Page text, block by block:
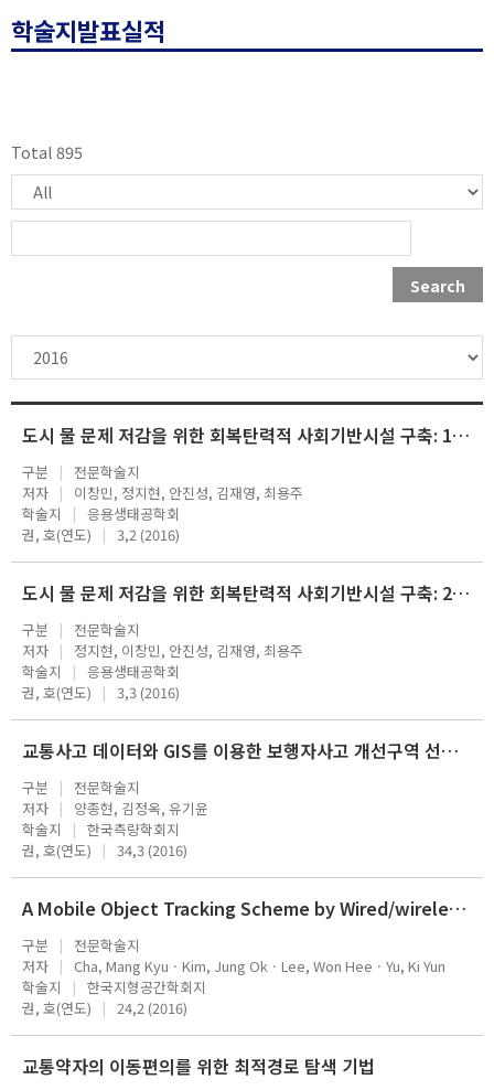
학술지발표실적
Total 895
Search
도시 물 문제 저감을 위한 회복탄력적 사회기반시설 구축: 1. 도시 홍수 문제 구조적 대안의 내구성 평가
구분
전문학술지
저자
이창민, 정지현, 안진성, 김재영, 최용주
학술지
응용생태공학회
권, 호(연도)
3,2 (2016)
도시 물 문제 저감을 위한 회복탄력적 사회기반시설 구축: 2. 수질오염 문제 구조적 대안의 내구성 평가
구분
전문학술지
저자
정지현, 이창민, 안진성, 김재영, 최용주
학술지
응용생태공학회
권, 호(연도)
3,3 (2016)
교통사고 데이터와 GIS를 이용한 보행자사고 개선구역 선정 : 서울시를 대상으로
구분
전문학술지
저자
양종현, 김정옥, 유기윤
학술지
한국측량학회지
권, 호(연도)
34,3 (2016)
A Mobile Object Tracking Scheme by Wired/wireless Integrated Street Lights with RFID
구분
전문학술지
저자
Cha, Mang KyuㆍKim, Jung OkㆍLee, Won HeeㆍYu, Ki Yun
학술지
한국지형공간학회지
권, 호(연도)
24,2 (2016)
교통약자의 이동편의를 위한 최적경로 탐색 기법